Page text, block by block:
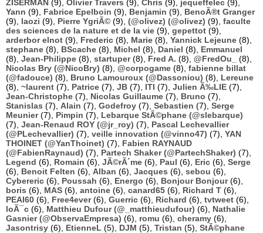
ZISERMAN (9), Olivier Travers (9), Chris (9), jequeffelec (9),
Yann (9), Fabrice Epelboin (9), Benjamin (9), BenoÃ®t Granger
(9), laozi (9), Pierre YgriÃ© (9), (@olivez) (@olivez) (9), faculte
des sciences de la nature et de la vie (9), gepettot (9),
arderbor elnot (9), Frederic (8), Marie (8), Yannick Lejeune (8),
stephane (8), BScache (8), Michel (8), Daniel (8), Emmanuel
(8), Jean-Philippe (8), startuper(8), Fred A. (8), @FredOu_
(8),
Nicolas Bry (@NicoBry) (8), @corpogame (8), fabienne billat
(@fadouce) (8), Bruno Lamouroux (@Dassoniou) (8), Lereune
(8), ~laurent (7), Patrice (7), JB (7), ITI (7), Julien Ã‰LIE (7),
Jean-Christophe (7), Nicolas Guillaume (7), Bruno (7),
Stanislas (7), Alain (7), Godefroy (7), Sebastien (7), Serge
Meunier(7), Pimpin (7), Lebarque StÃ©phane (@slebarque)
(7), Jean-Renaud ROY (@jr_roy) (7), Pascal Lechevallier
(@PLechevallier) (7), veille innovation (@vinno47) (7), YAN
THOINET (@YanThoinet) (7), Fabien RAYNAUD
(@FabienRaynaud) (7), Partech Shaker (@PartechShaker) (7),
Legend (6), Romain (6), JÃ©rÃ´me (6), Paul (6), Eric (6), Serge
(6), Benoit Felten (6), Alban (6), Jacques (6), sebou (6),
Cybereric (6), Poussah (6), Energo (6), Bonjour Bonjour(6),
boris (6), MAS (6), antoine (6), canard65 (6), Richard T (6),
PEAI60 (6), Free4ever(6), Guerric (6), Richard (6), tvtweet (6),
loÃ¯c (6), Matthieu Dufour (@_matthieudufour) (6), Nathalie
Gasnier (@ObservaEmpresa) (6), romu (6), cheramy (6),
Jasontrisy (6), EtienneL (5), DJM (5), Tristan (5), StÃ©phane